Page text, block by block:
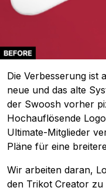
Die Verbesserung ist
neue und das alte
der Swoosh vorher
Hochauflösende
Ultimate-Mitglieder
Pläne für eine
Wir arbeiten daran,
den Trikot Creator zu